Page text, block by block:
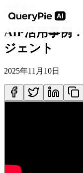
AIP活用事例
ジェント
2025年11月10日